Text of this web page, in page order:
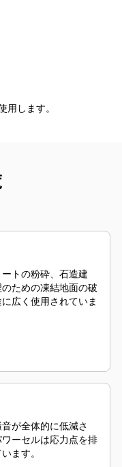
用します。
トの粉砕、石造建
ための凍結地面の破
広く使用されていま
が全体的に低減さ
ーセルは応力点を排
ます。